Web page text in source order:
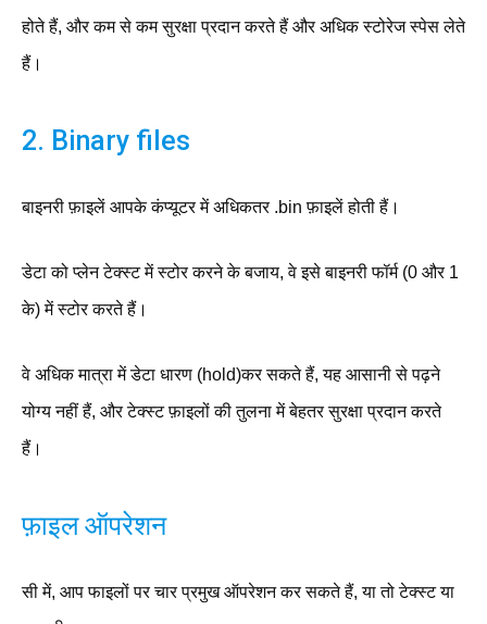
होते हैं, और कम से कम सुरक्षा प्रदान करते हैं और अधिक स्टोरेज स्पेस लेते
हैं।
2. Binary files
बाइनरी फ़ाइलें आपके कंप्यूटर में अधिकतर .bin फ़ाइलें होती हैं।
डेटा को प्लेन टेक्स्ट में स्टोर करने के बजाय, वे इसे बाइनरी फॉर्म (0 और 1
के) में स्टोर करते हैं।
वे अधिक मात्रा में डेटा धारण (hold)कर सकते हैं, यह आसानी से पढ़ने
योग्य नहीं हैं, और टेक्स्ट फ़ाइलों की तुलना में बेहतर सुरक्षा प्रदान करते
हैं।
फ़ाइल ऑपरेशन
सी में, आप फाइलों पर चार प्रमुख ऑपरेशन कर सकते हैं, या तो टेक्स्ट या